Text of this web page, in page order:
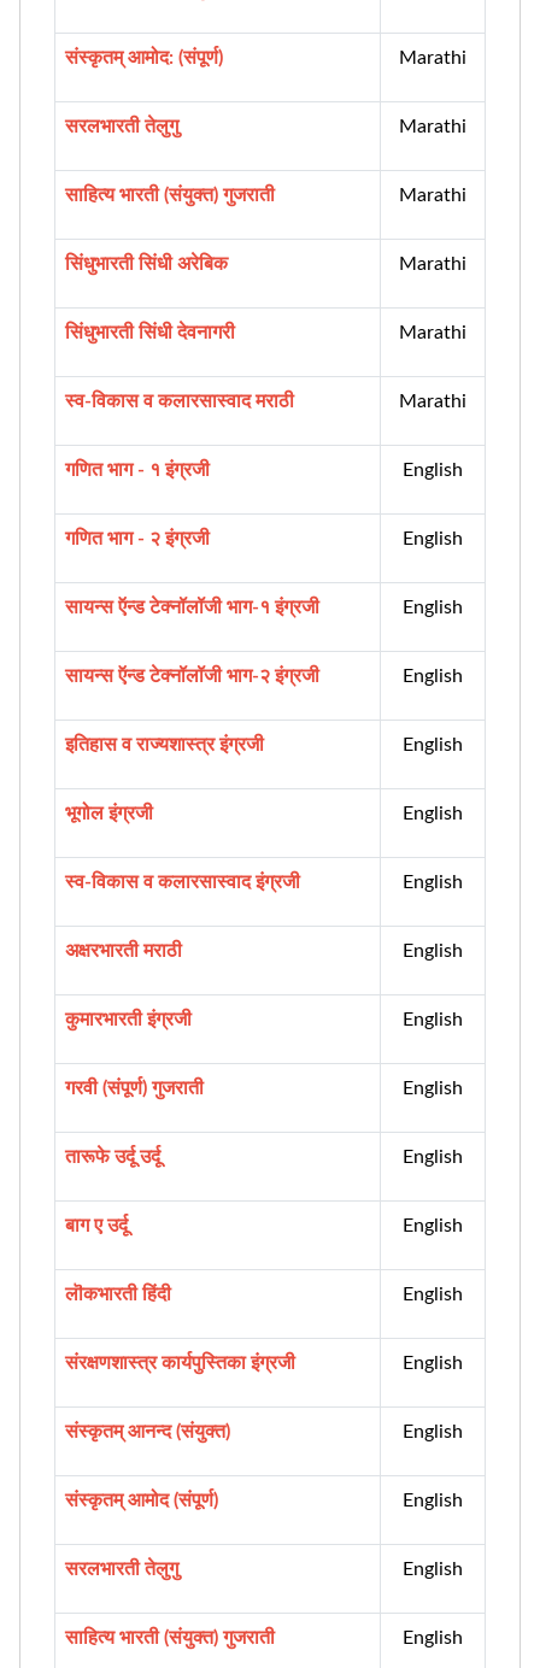
संस्कृतम् आमोद: (संपूर्ण) Marathi
सरलभारती तेलुगु Marathi
साहित्य भारती (संयुक्त) गुजराती Marathi
सिंधुभारती सिंधी अरेबिक Marathi
सिंधुभारती सिंधी देवनागरी Marathi
स्व-विकास व कलारसास्वाद मराठी Marathi
गणित भाग - १ इंग्रजी English
गणित भाग - २ इंग्रजी English
सायन्स ऍन्ड टेक्नॉलॉजी भाग-१ इंग्रजी English
सायन्स ऍन्ड टेक्नॉलॉजी भाग-२ इंग्रजी English
इतिहास व राज्यशास्त्र इंग्रजी English
भूगोल इंग्रजी English
स्व-विकास व कलारसास्वाद इंग्रजी English
अक्षरभारती मराठी English
कुमारभारती इंग्रजी English
गरवी (संपूर्ण) गुजराती English
तारूफे उर्दू उर्दू English
बाग ए उर्दू English
लॊकभारती हिंदी English
संरक्षणशास्त्र कार्यपुस्तिका इंग्रजी English
संस्कृतम् आनन्द (संयुक्त) English
संस्कृतम् आमोद (संपूर्ण) English
सरलभारती तेलुगु English
साहित्य भारती (संयुक्त) गुजराती English